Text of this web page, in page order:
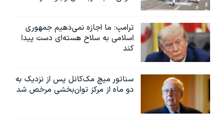
ترامپ: ما اجازه نمی‌دهیم جمهوری
اسلامی به سلاح هسته‌ای دست پیدا
کند
سناتور میچ مک‌کانل پس از نزدیک به
دو ماه از مرکز توان‌بخشی مرخص شد